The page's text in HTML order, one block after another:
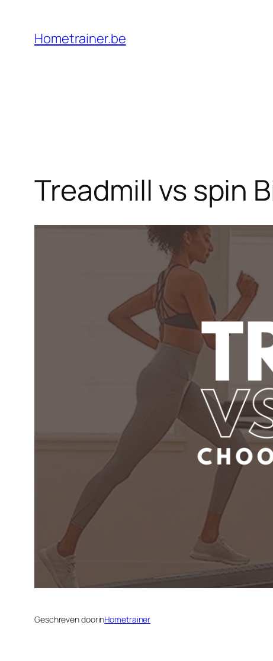
Hometrainer.be
Treadmill vs spin
Geschreven doorinHometrainer